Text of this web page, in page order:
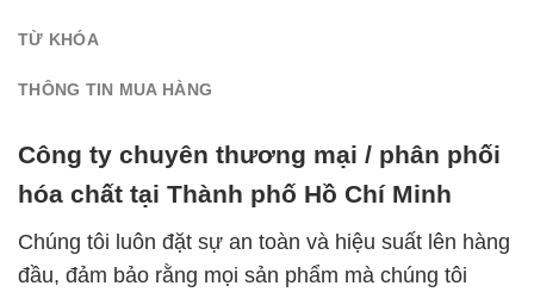
TỪ KHÓA
THÔNG TIN MUA HÀNG
Công ty chuyên thương mại / phân phối
hóa chất tại Thành phố Hồ Chí Minh
Chúng tôi luôn đặt sự an toàn và hiệu suất lên hàng
đầu, đảm bảo rằng mọi sản phẩm mà chúng tôi